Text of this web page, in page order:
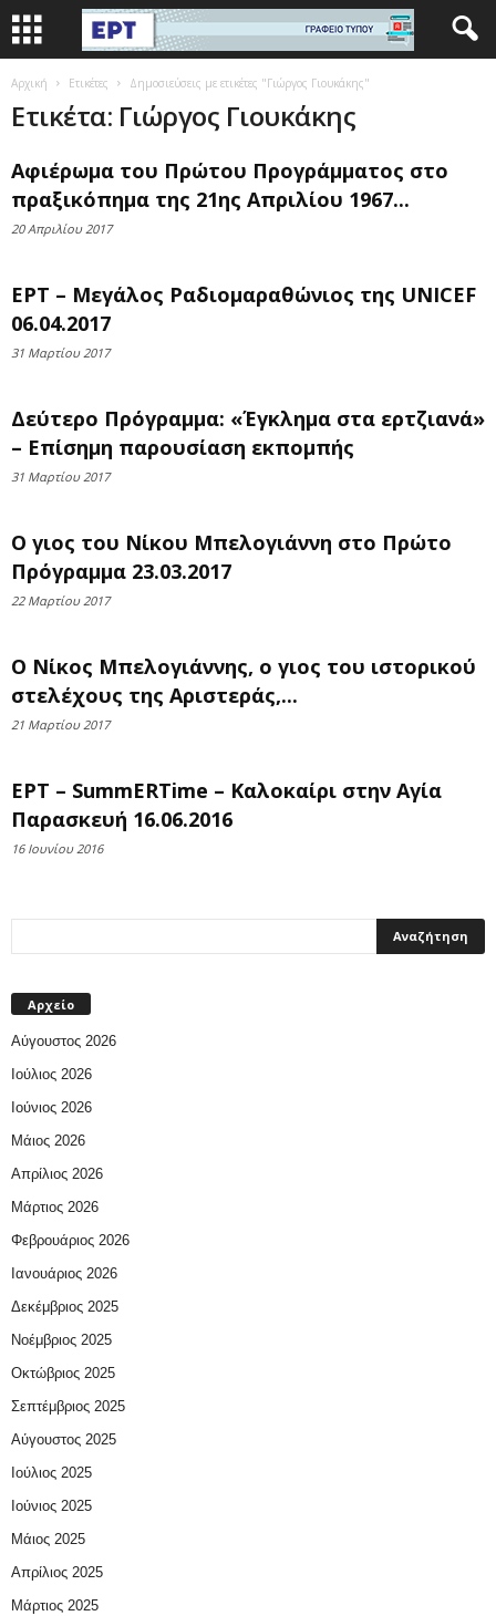
Αρχική Ετικέτες Δημοσιεύσεις με ετικέτες "Γιώργος Γιουκάκης"
Ετικέτα: Γιώργος Γιουκάκης
Αφιέρωμα του Πρώτου Προγράμματος στο
πραξικόπημα της 21ης Απριλίου 1967...
20 Απριλίου 2017
ΕΡΤ – Μεγάλος Ραδιομαραθώνιος της UNICEF
06.04.2017
31 Μαρτίου 2017
Δεύτερο Πρόγραμμα: «Έγκλημα στα ερτζιανά»
– Επίσημη παρουσίαση εκπομπής
31 Μαρτίου 2017
Ο γιος του Νίκου Μπελογιάννη στο Πρώτο
Πρόγραμμα 23.03.2017
22 Μαρτίου 2017
Ο Νίκος Μπελογιάννης, ο γιος του ιστορικού
στελέχους της Αριστεράς,...
21 Μαρτίου 2017
ΕΡΤ – SummERTime – Καλοκαίρι στην Αγία
Παρασκευή 16.06.2016
16 Ιουνίου 2016
Αρχείο
Αύγουστος 2026
Ιούλιος 2026
Ιούνιος 2026
Μάιος 2026
Απρίλιος 2026
Μάρτιος 2026
Φεβρουάριος 2026
Ιανουάριος 2026
Δεκέμβριος 2025
Νοέμβριος 2025
Οκτώβριος 2025
Σεπτέμβριος 2025
Αύγουστος 2025
Ιούλιος 2025
Ιούνιος 2025
Μάιος 2025
Απρίλιος 2025
Μάρτιος 2025